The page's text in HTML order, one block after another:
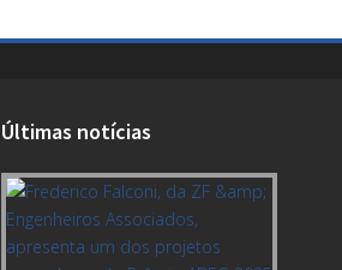
Últimas notícias